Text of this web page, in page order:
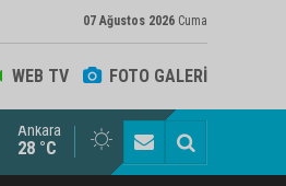
07 Ağustos 2026 Cuma
WEB TV FOTO GALERİ
Ahizer'e ziyaretçi akını
Ankara
28 °C